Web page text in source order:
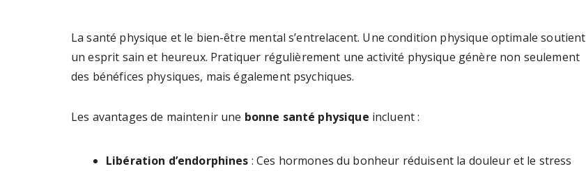
La santé physique et le bien-être mental s’entrelacent. Une condition physique optimale soutient
un esprit sain et heureux. Pratiquer régulièrement une activité physique génère non seulement
des bénéfices physiques, mais également psychiques.
Les avantages de maintenir une bonne santé physique incluent :
Libération d’endorphines : Ces hormones du bonheur réduisent la douleur et le stress